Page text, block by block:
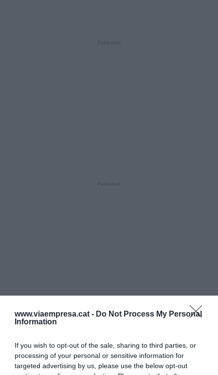
www.viaempresa.cat - Do Not Process My Personal
Information
If you wish to opt-out of the sale, sharing to third parties, or
processing of your personal or sensitive information for
targeted advertising by us, please use the below opt-out